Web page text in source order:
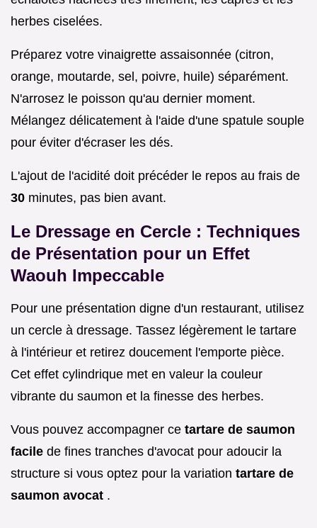
herbes ciselées.
Préparez votre vinaigrette assaisonnée (citron,
orange, moutarde, sel, poivre, huile) séparément.
N'arrosez le poisson qu'au dernier moment.
Mélangez délicatement à l'aide d'une spatule souple
pour éviter d'écraser les dés.
L'ajout de l'acidité doit précéder le repos au frais de
30 minutes, pas bien avant.
Le Dressage en Cercle : Techniques
de Présentation pour un Effet
Waouh Impeccable
Pour une présentation digne d'un restaurant, utilisez
un cercle à dressage. Tassez légèrement le tartare
à l'intérieur et retirez doucement l'emporte pièce.
Cet effet cylindrique met en valeur la couleur
vibrante du saumon et la finesse des herbes.
Vous pouvez accompagner ce tartare de saumon
facile de fines tranches d'avocat pour adoucir la
structure si vous optez pour la variation tartare de
saumon avocat .